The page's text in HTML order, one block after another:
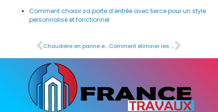
Comment choisir sa porte d’entrée avec tierce pour un style
personnalisé et fonctionnel
Chaudière en panne en cas de location : comment anticiper et réagir efficacement ? Comment éliminer les rayures sur le carrelage poli sans abîmer votre revêtement